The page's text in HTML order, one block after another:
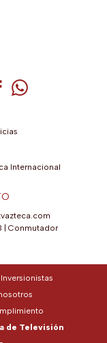
(se abre en una
(se abre en una
(se abre en
YouTube (se abre
de Telegram (se
Cuenta de
Cuenta de
Internacional
Conmutador
Inversionistas
de Televisión